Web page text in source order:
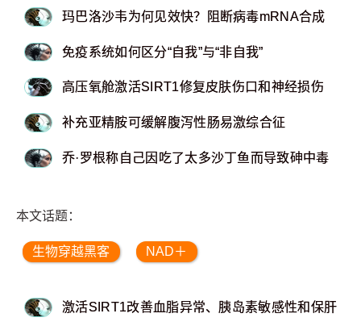
玛巴洛沙韦为何见效快？阻断病毒mRNA合成
免疫系统如何区分“自我”与“非自我”
高压氧舱激活SIRT1修复皮肤伤口和神经损伤
补充亚精胺可缓解腹泻性肠易激综合征
乔·罗根称自己因吃了太多沙丁鱼而导致砷中毒
本文话题：
生物穿越黑客 NAD＋
激活SIRT1改善血脂异常、胰岛素敏感性和保肝